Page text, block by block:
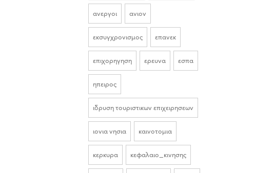
ανεργοι ανιον
εκσυγχρονισμος επανεκ
επιχορηγηση ερευνα εσπα
ηπειρος
ιδρυση τουριστικων επιχειρησεων
ιονια νησια καινοτομια
κερκυρα κεφαλαιο_κινησης